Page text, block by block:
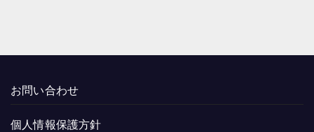
お問い合わせ
個人情報保護方針